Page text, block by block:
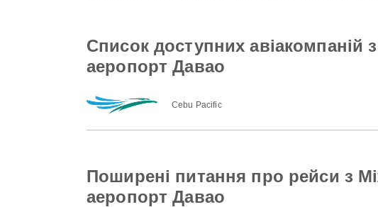
Список доступних
аеропорт Давао
Cebu Pacific
Поширені питання про рейси з
аеропорт Давао